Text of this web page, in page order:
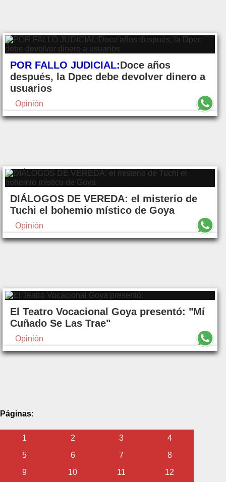
POR FALLO JUDICIAL:Doce años
después, la Dpec debe devolver dinero a
usuarios
Opinión
DIÁLOGOS DE VEREDA: el misterio de
Tuchi el bohemio místico de Goya
Opinión
El Teatro Vocacional Goya presentó: "Mí
Cuñado Se Las Trae"
Opinión
Páginas:
1 2 3
4
5
6 7
8
9
10 11 12